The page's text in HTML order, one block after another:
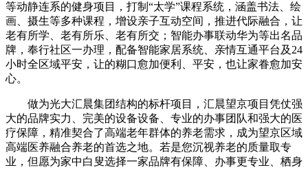
等动静连系的健身项目，打制“太学”课程系统，涵盖书法、绘
画、摄生等多种课程，增设亲子互动空间，推进代际融合，让
老有所学、老有所乐、老有所交；智能办事联动华为等出名品
牌，奉行社区一办理，配备智能家居系统、亲情互通平台及24
小时全区域平安，让的糊口愈加便利、平安，也让家眷愈加安
心。
做为光大汇晨集团结构的标杆项目，汇晨望京项目凭仗强
大的品牌实力、完美的设备设备、专业的办事团队和强大的医
疗保障，精准契合了高端老年群体的养老需求，成为望京区域
高端医养融合养老的首选之地。若是您沉视养老的质量取专
业，但愿为家中白叟选择一家品牌有保障、办事更专业、栖身